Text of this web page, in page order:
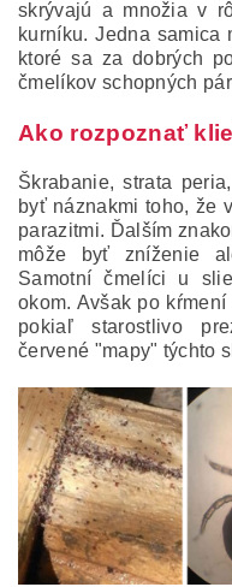
skrývajú a množia v
kurníku. Jedna samica
ktoré sa za dobrých
čmelíkov schopných
Ako rozpoznať
Škrabanie, strata
byť náznakmi toho, že
parazitmi. Ďalším
môže byť zníženie
Samotní čmelíci u
okom. Avšak po
pokiaľ starostlivo
červené "mapy" týchto